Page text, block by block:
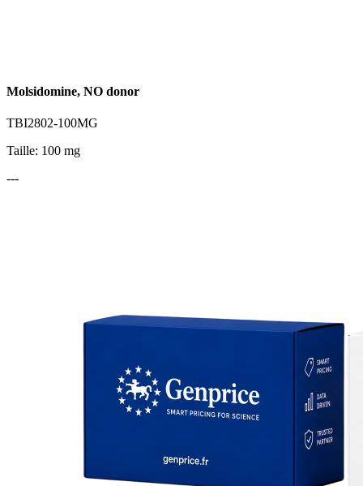
Molsidomine, NO donor
TBI2802-100MG
Taille: 100 mg
---